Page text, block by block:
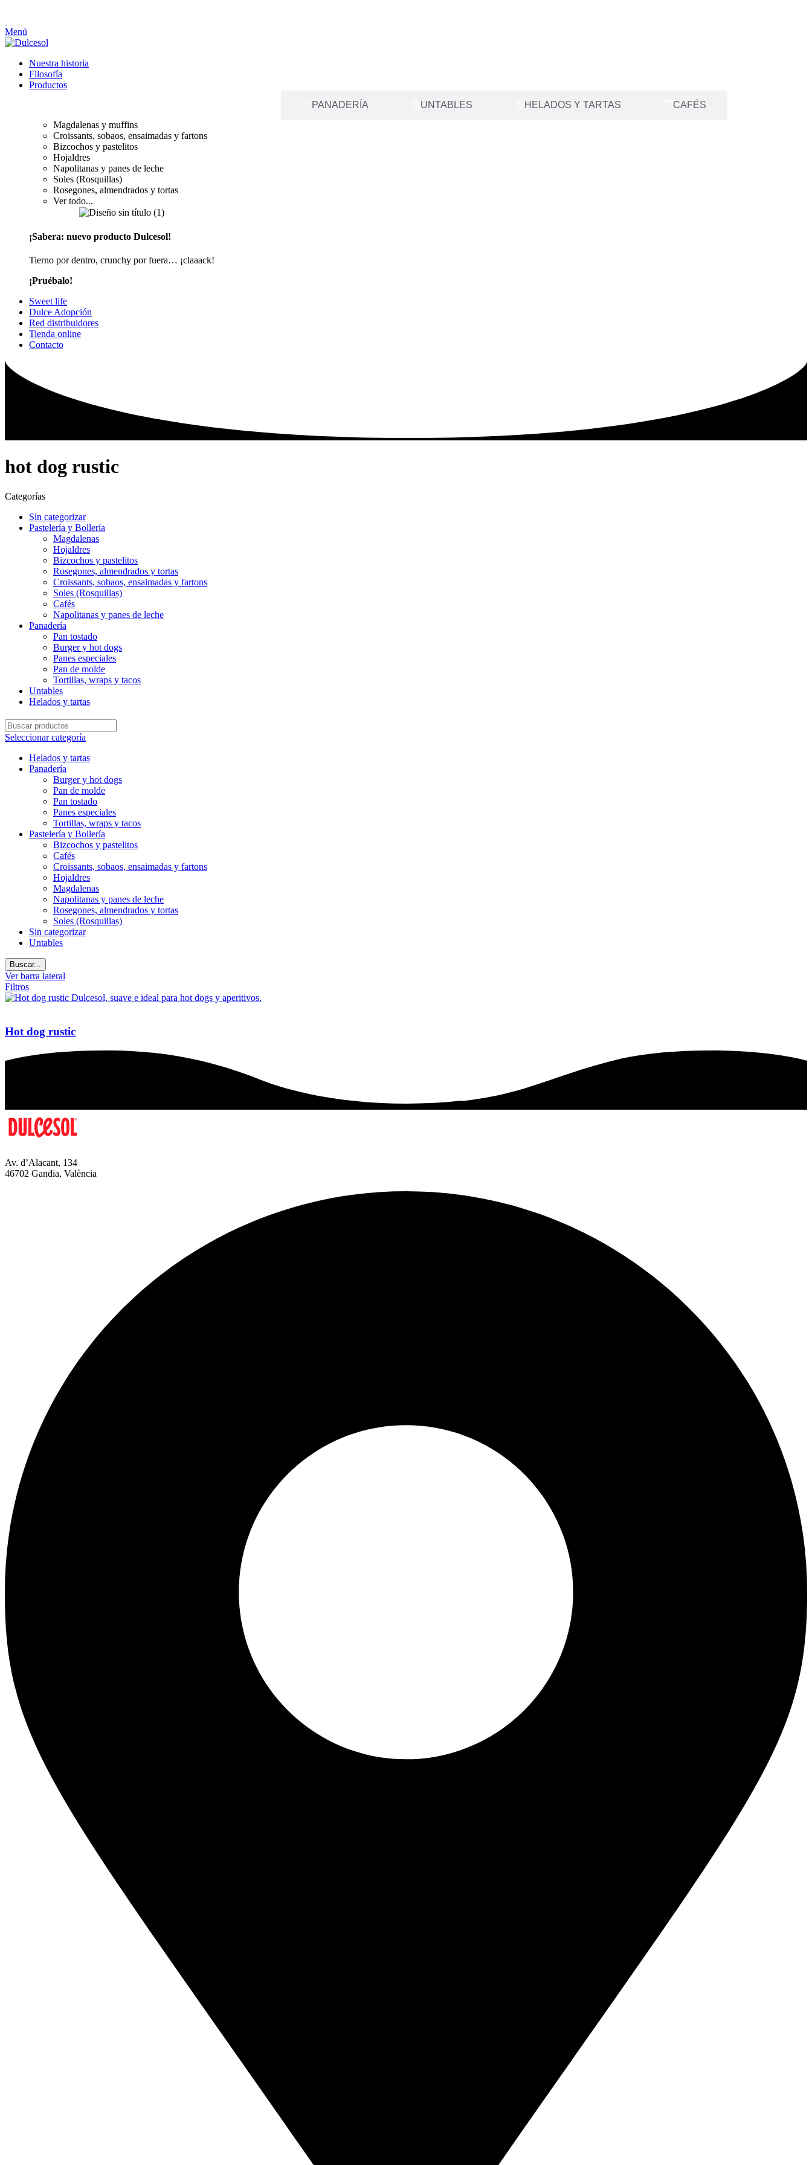
Menú
Nuestra historia
Filosofía
Productos
PANADERÍA UNTABLES HELADOS Y TARTAS
CAFÉS
Magdalenas y muffins
Croissants, sobaos, ensaimadas y fartons
Bizcochos y pastelitos
Hojaldres
Napolitanas y panes de leche
Soles (Rosquillas)
Rosegones, almendrados y tortas
Ver todo...
¡Sabera: nuevo producto Dulcesol!
Tierno por dentro, crunchy por fuera… ¡claaack!
¡Pruébalo!
Sweet life
Dulce Adopción
Red distribuidores
Tienda online
Contacto
hot dog rustic
Categorías
Sin categorizar
Pastelería y Bollería
Magdalenas
Hojaldres
Bizcochos y pastelitos
Rosegones, almendrados y tortas
Croissants, sobaos, ensaimadas y fartons
Soles (Rosquillas)
Cafés
Napolitanas y panes de leche
Panadería
Pan tostado
Burger y hot dogs
Panes especiales
Pan de molde
Tortillas, wraps y tacos
Untables
Helados y tartas
Seleccionar categoría
Helados y tartas
Panadería
Burger y hot dogs
Pan de molde
Pan tostado
Panes especiales
Tortillas, wraps y tacos
Pastelería y Bollería
Bizcochos y pastelitos
Cafés
Croissants, sobaos, ensaimadas y fartons
Hojaldres
Magdalenas
Napolitanas y panes de leche
Rosegones, almendrados y tortas
Soles (Rosquillas)
Sin categorizar
Untables
Buscar...
Ver barra lateral
Filtros
Hot dog rustic
Av. d’Alacant, 134
46702 Gandia, València